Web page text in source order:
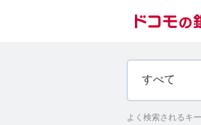
すべて
よく検索されるキ